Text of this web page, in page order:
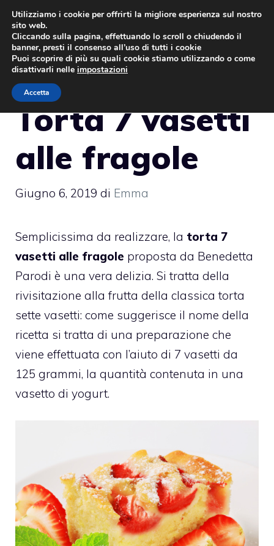
Vai
contenuto
Torta 7 vasetti
alle fragole
Giugno 6, 2019 di Emma
Semplicissima da realizzare, la torta 7
vasetti alle fragole proposta da Benedetta
Parodi è una vera delizia. Si tratta della
rivisitazione alla frutta della classica torta
sette vasetti: come suggerisce il nome della
ricetta si tratta di una preparazione che
viene effettuata con l’aiuto di 7 vasetti da
125 grammi, la quantità contenuta in una
vasetto di yogurt.
Utilizziamo i cookie per offrirti la migliore esperienza sul nostro
sito web.
Cliccando sulla pagina, effettuando lo scroll o chiudendo il
banner, presti il consenso all’uso di tutti i cookie
Puoi scoprire di più su quali cookie stiamo utilizzando o come
disattivarli nelle impostazioni
Accetta